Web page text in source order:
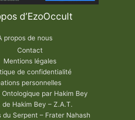
d’EzoOccult
propos de nous
Contact
Mentions légales
de confidentialité
personnelles
par Hakim Bey
de Hakim Bey – Z.A.T.
du Serpent – Frater Nahash